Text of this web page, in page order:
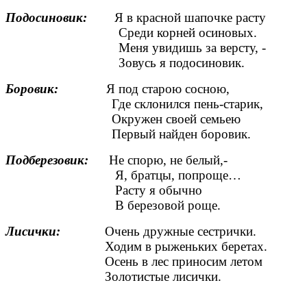
Подосиновик:
Я в красной шапочке расту
Среди корней осиновых.
Меня увидишь за версту, -
Зовусь я подосиновик.
Боровик: Я под старою сосною,
Где склонился пень-старик,
Окружен своей семьею
Первый найден боровик.
Подберезовик:
Не спорю, не белый,-
Я, братцы, попроще…
Расту я обычно
В березовой роще.
Лисички:
Очень дружные сестрички.
Ходим в рыженьких беретах.
Осень в лес приносим летом
Золотистые лисички.